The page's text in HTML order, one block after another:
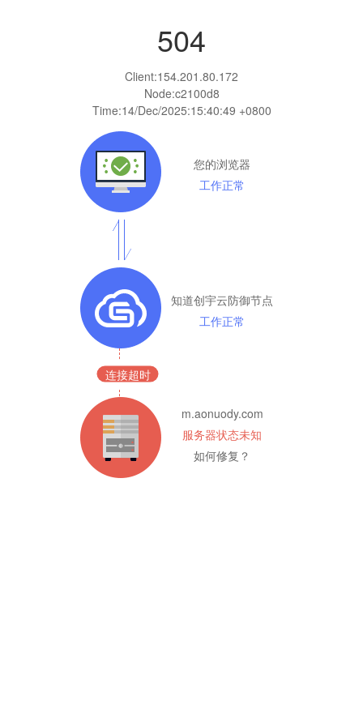
504
Client:154.201.80.172
Node:c2100d8
Time:14/Dec/2025:15:40:49 +0800
您的浏览器
工作正常
知道创宇云防御节点
工作正常
连接超时
m.aonuody.com
服务器状态未知
如何修复？